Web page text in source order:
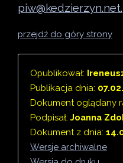
przejdź do góry strony
Opublikował:
Publikacja dnia:
Dokument oglądany
Podpisał: Joanna
Dokument z dnia:
Wersje archiwalne